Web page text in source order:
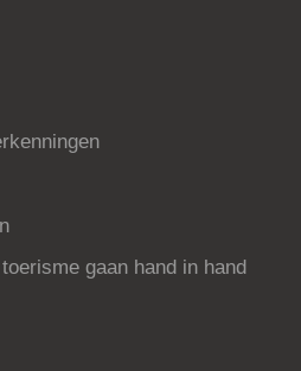
gaan hand in hand